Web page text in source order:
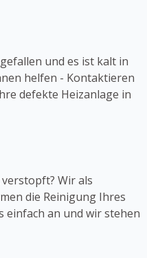
und es ist kalt in
helfen - Kontaktieren
defekte Heizanlage in
Wir als
die Reinigung Ihres
einfach an und wir stehen